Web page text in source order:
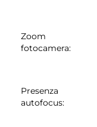
Zoom
fotocamera:
Presenza
autofocus: